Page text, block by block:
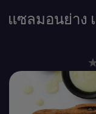
แซลมอนย่าง